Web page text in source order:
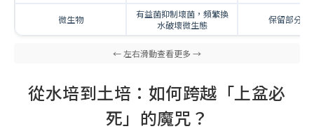
微生物
有益菌抑制壞菌，頻繁換
水破壞微生態
保留部分舊
從水培到土培：如何跨越「上盆必
死」的魔咒？